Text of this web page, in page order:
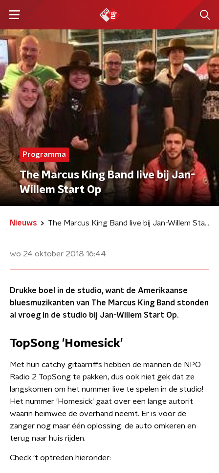
Programma
The Marcus King Band live bij Jan-
Willem Start Op
Nieuws The Marcus King Band live bij Jan-Willem Start Op
wo 24 oktober 2018 16:44
Drukke boel in de studio, want de Amerikaanse
bluesmuzikanten van The Marcus King Band stonden
al vroeg in de studio bij Jan-Willem Start Op.
TopSong 'Homesick'
​Met hun catchy gitaarriffs hebben de mannen de NPO
Radio 2 TopSong te pakken, dus ook niet gek dat ze
langskomen om het nummer live te spelen in de studio!
Het nummer 'Homesick' gaat over een lange autorit
waarin heimwee de overhand neemt. Er is voor de
zanger nog maar één oplossing: de auto omkeren en
terug naar huis rijden.
Check 't optreden hieronder: